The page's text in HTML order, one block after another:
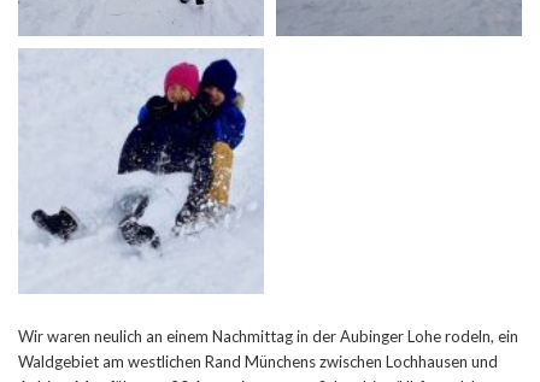
Wir waren neulich an einem Nachmittag in der Aubinger Lohe rodeln, ein
Waldgebiet am westlichen Rand Münchens zwischen Lochhausen und